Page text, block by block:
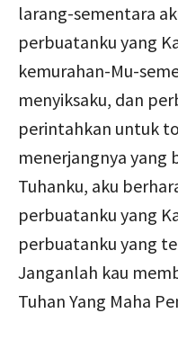
larang-sementara
perbuatanku yang
kemurahan-Mu-
menyiksaku, dan
perintahkan untuk
menerjangnya yang
Tuhanku, aku
perbuatanku yang
perbuatanku yang
Janganlah kau
Tuhan Yang Maha